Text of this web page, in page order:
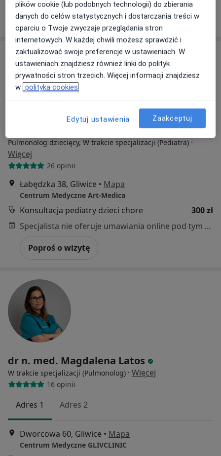
Poproś o wizytę
Pulmonolog dziecięcy, W trakcie specjalizacji (Pediatra) ·
Więcej
26 opinii
Łabędzka 38, Gliwice • Mapa
Centrum Medyczne Art-Medica
Konsultacja pediatry dzieci chore
300 zł
Specjalista nie oferuje umawiania online pod tym adresem.
Poproś o wizytę
dr n. med. Magdalena Latos
W trakcie specjalizacji (Pulmonolog) · Więcej
16 opinii
Adres 1 Adres 2
Dworcowa 60, Gliwice • Mapa
Centrum Medyczne GLIVCLINIC
plików cookie (lub podobnych technologii) do zbierania
danych do celów statystycznych i dostarczania treści w
oparciu o Twoje zwyczaje przeglądania stron
internetowych. W każdej chwili możesz sprawdzić i
zaktualizować swoje preferencje w ustawieniach. W
ustawieniach znajdziesz również linki do polityk
prywatności stron trzecich. Więcej informacji znajdziesz
w polityka cookies
Edytuj ustawienia Zaakceptuj